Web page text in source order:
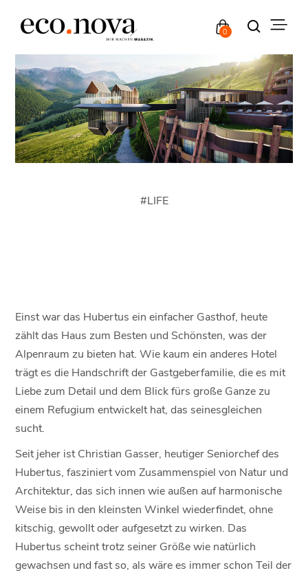
0
#LIFE
Einst war das Hubertus ein einfacher Gasthof, heute
zählt das Haus zum Besten und Schönsten, was der
Alpenraum zu bieten hat. Wie kaum ein anderes Hotel
trägt es die Handschrift der Gastgeberfamilie, die es mit
Liebe zum Detail und dem Blick fürs große Ganze zu
einem Refugium entwickelt hat, das seinesgleichen
sucht.
Seit jeher ist Christian Gasser, heutiger Seniorchef des
Hubertus, fasziniert vom Zusammenspiel von Natur und
Architektur, das sich innen wie außen auf harmonische
Weise bis in den kleinsten Winkel wiederfindet, ohne
kitschig, gewollt oder aufgesetzt zu wirken. Das
Hubertus scheint trotz seiner Größe wie natürlich
gewachsen und fast so, als wäre es immer schon Teil der